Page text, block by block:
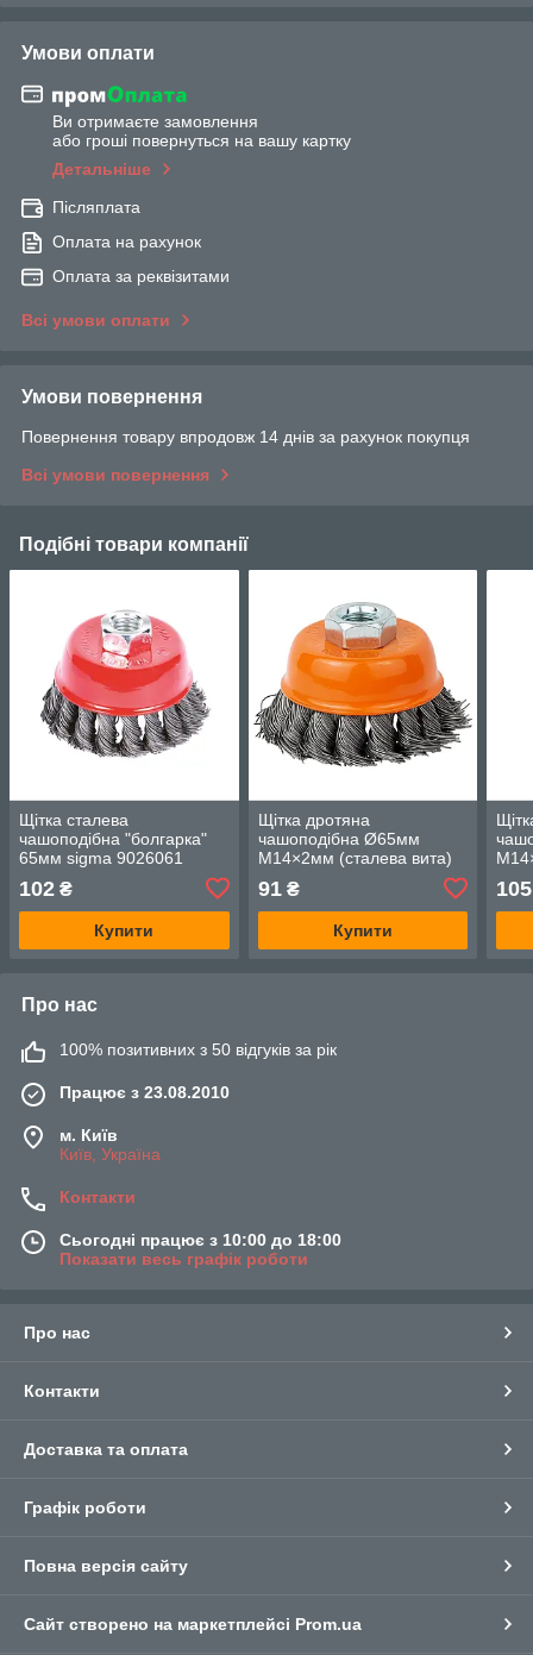
Умови оплати
Ви отримаєте замовлення
або гроші повернуться на вашу картку
Детальніше
Післяплата
Оплата на рахунок
Оплата за реквізитами
Всі умови оплати
Умови повернення
Повернення товару впродовж 14 днів за рахунок покупця
Всі умови повернення
Подібні товари компанії
Щітка сталева
чашоподібна "болгарка"
65мм sigma 9026061
102 ₴
Купити
Щітка дротяна
чашоподібна Ø65мм
М14×2мм (сталева вита)
91₴
Купити
105
Про нас
100% позитивних з 50 відгуків за рік
Працює з 23.08.2010
м. Київ
Київ, Україна
Контакти
Сьогодні працює з 10:00 до 18:00
Показати весь графік роботи
Про нас
Контакти
Доставка та оплата
Графік роботи
Повна версія сайту
Сайт створено на маркетплейсі Prom.ua